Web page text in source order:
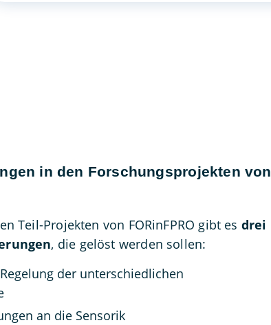
in den Forschungsprojekten von
Teil-Projekten von FORinFPRO gibt es drei
, die gelöst werden sollen:
der unterschiedlichen
an die Sensorik